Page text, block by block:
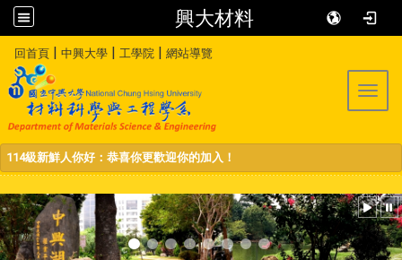
興大材料
回首頁 | 中興大學 | 工學院 | 網站導覽
114級新鮮人你好：恭喜你更歡迎你的加入！